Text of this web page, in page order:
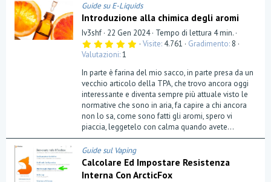
Guide su E-Liquids
Introduzione alla chimica degli aromi
Iv3shf 22 Gen 2024 Tempo di lettura 4 min.
5
0
s
t
e
l
l
a
(
e
)
Visite 4.761 Gradimento 8
Valutazioni 1
In parte è farina del mio sacco, in parte presa da un
vecchio articolo della TPA, che trovo ancora oggi
interessante e diventa sempre più attuale visto le
normative che sono in aria, fa capire a chi ancora
non lo sa, come sono fatti gli aromi, spero vi
piaccia, leggetelo con calma quando avete...
Guide sul Vaping
Calcolare Ed Impostare Resistenza
Interna Con ArcticFox